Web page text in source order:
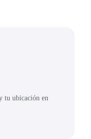
tu ubicación en